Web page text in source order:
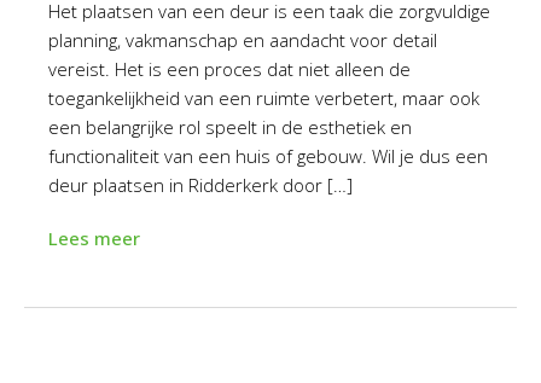
Het plaatsen van een deur is een taak die zorgvuldige
planning, vakmanschap en aandacht voor detail
vereist. Het is een proces dat niet alleen de
toegankelijkheid van een ruimte verbetert, maar ook
een belangrijke rol speelt in de esthetiek en
functionaliteit van een huis of gebouw. Wil je dus een
deur plaatsen in Ridderkerk door […]
Lees meer